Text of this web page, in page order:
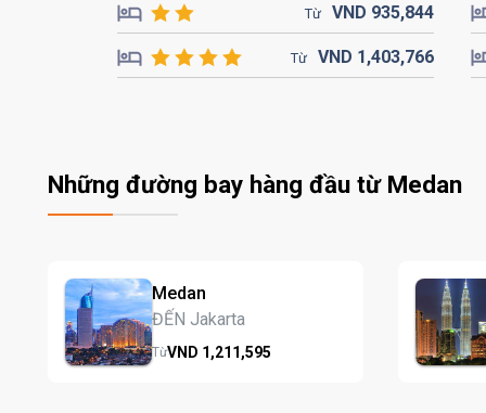
Từ VND 935,844
Từ VND 1,403,766
Những đường bay hàng đầu từ Medan
Medan
ĐẾN Jakarta
TừVND 1,211,595